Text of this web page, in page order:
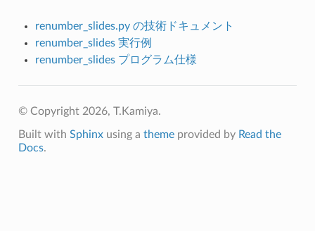
renumber_slides.py の技術ドキュメント
renumber_slides 実行例
renumber_slides プログラム仕様
© Copyright 2026, T.Kamiya.
Built with Sphinxusing a themeprovided by Read the
Docs.